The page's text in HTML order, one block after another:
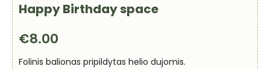
Happy Birthday space
€8.00
Folinis balionas pripildytas helio dujomis.